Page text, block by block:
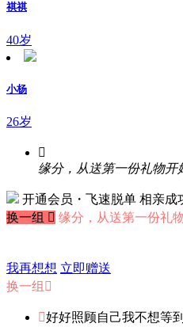
祺祺
40岁
小杨
26岁

缘分，从送第一份礼物开
开通会员・飞速脱单 相亲成
换一组  缘分，从送第一份礼
我再想想 立即赠送
换一组 
好好照顾自己我不想等